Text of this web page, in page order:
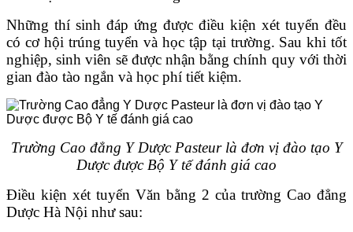
Những thí sinh đáp ứng được điều kiện xét tuyển đều
có cơ hội trúng tuyển và học tập tại trường. Sau khi tốt
nghiệp, sinh viên sẽ được nhận bằng chính quy với thời
gian đào tào ngắn và học phí tiết kiệm.
Trường Cao đẳng Y Dược Pasteur là đơn vị đào tạo Y
Dược được Bộ Y tế đánh giá cao
Điều kiện xét tuyển Văn bằng 2 của trường Cao đẳng
Dược Hà Nội như sau: